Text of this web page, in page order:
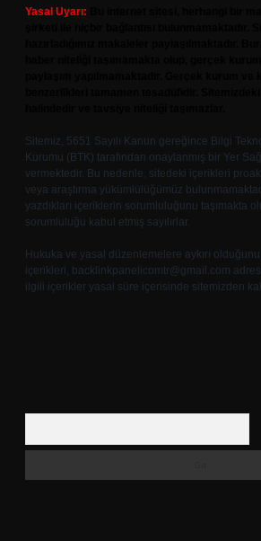
Yasal Uyarı:
Sitemiz, 5651 Sayılı Kanun gereğince Bilgi
Kurumu (BTK) tarafından onaylanmış bir Yer
vermektedir. Bu nedenle, sitedeki içerikleri
veya araştırma yükümlülüğümüz
yazdıkları içeriklerin sorumluluğunu taşımakta
sorumluluğu kabul etmiş sayılırlar.
Hukuka ve yasal düzenlemelere aykırı
içerikleri, backlinkpanelicomtr@gmail.com
ilgili içerikler yasal süre içerisinde sitemizden